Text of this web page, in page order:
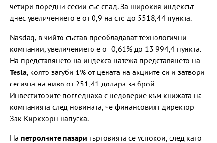
четири поредни сесии със спад. За широкия индексът
днес увеличението е от 0,9 на сто до 5518,44 пункта.
Nasdaq, в чийто състав преобладават технологични
компании, увеличението е от 0,61% до 13 994,4 пункта.
На представянето на индекса натежа представянето на
Tesla, която загуби 1% от цената на акциите си и затвори
сесията на ниво от 251,41 долара за брой.
Инвеститорите погледнаха с недоверие към книжата на
компанията след новината, че финансовият директор
Зак Киркхорн напуска.
На петролните пазари търговията се успокои, след като